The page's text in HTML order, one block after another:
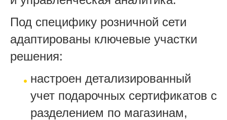
Под специфику розничной сети
адаптированы ключевые участки
решения:
настроен детализированный
учет подарочных сертификатов с
разделением по магазинам,